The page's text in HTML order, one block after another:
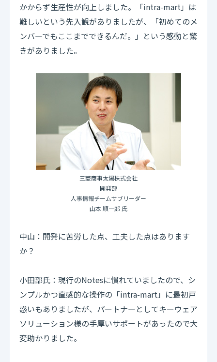
かからず生産性が向上しました。「intra-mart」は
難しいという先入観がありましたが、「初めてのメ
ンバーでもここまでできるんだ。」という感動と驚
きがありました。
三菱商事太陽株式会社
開発部
人事情報チームサブリーダー
山本 順一郎 氏
中山：開発に苦労した点、工夫した点はあります
か？
小田部氏：現行のNotesに慣れていましたので、シ
ンプルかつ直感的な操作の「intra-mart」に最初戸
惑いもありましたが、パートナーとしてキーウェア
ソリューション様の手厚いサポートがあったので大
変助かりました。